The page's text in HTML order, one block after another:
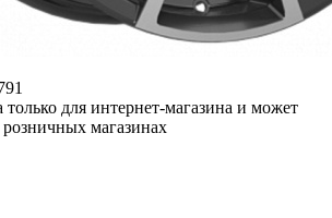
только для интернет-магазина и может
розничных магазинах